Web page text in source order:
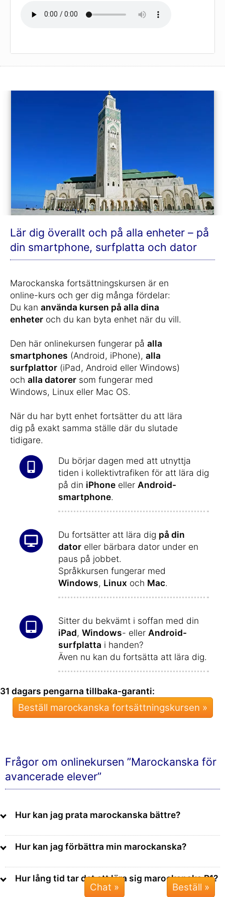
Lär dig överallt och på alla enheter – på
din smartphone, surfplatta och dator
Marockanska fortsättningskursen är en
online-kurs och ger dig många fördelar:
Du kan använda kursen på alla dina
enheter och du kan byta enhet när du vill.
Den här onlinekursen fungerar på alla
smartphones (Android, iPhone), alla
surfplattor (iPad, Android eller Windows)
och alla datorer som fungerar med
Windows, Linux eller Mac OS.
När du har bytt enhet fortsätter du att lära
dig på exakt samma ställe där du slutade
tidigare.
Du börjar dagen med att utnyttja
tiden i kollektivtrafiken för att lära dig
på din iPhone eller Android-
smartphone.
Du fortsätter att lära dig på din
dator eller bärbara dator under en
paus på jobbet.
Språkkursen fungerar med
Windows, Linux och Mac.
Sitter du bekvämt i soffan med din
iPad, Windows- eller Android-
surfplatta i handen?
Även nu kan du fortsätta att lära dig.
31 dagars pengarna tillbaka-garanti:
Beställ marockanska fortsättningskursen »
Frågor om onlinekursen ”Marockanska för
avancerade elever”
Hur kan jag prata marockanska bättre?
Hur kan jag förbättra min marockanska?
Hur lång tid tar det att lära sig marockanska B1?
Chat »